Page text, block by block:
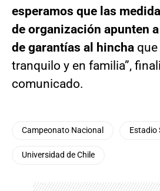
esperamos que las
de organización apunten
de garantías al hincha
tranquilo y en familia”,
comunicado.
Campeonato Nacional Estadio
Universidad de Chile